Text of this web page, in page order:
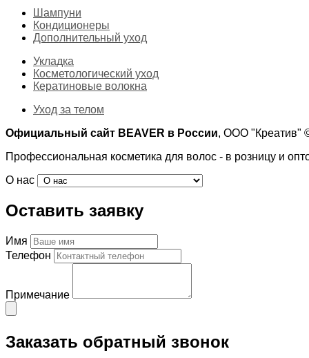
Шампуни
Кондиционеры
Дополнительный уход
Укладка
Косметологический уход
Кератиновые волокна
Уход за телом
Официальный сайт BEAVER в России, ООО "Креатив"
Профессиональная косметика для волос - в розницу и
О нас
Оставить заявку
Имя
Телефон
Примечание
Заказать обратный звонок